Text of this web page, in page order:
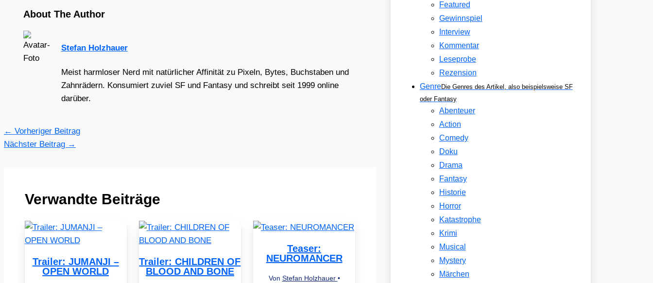
About The Author
Stefan Holzhauer
Meist harmloser Nerd mit natürlicher Affinität zu Pixeln, Bytes, Buchstaben und
Zahnrädern. Konsumiert zuviel SF und Fantasy und schreibt seit 1999 online
darüber.
← Vorheriger Beitrag
Nächster Beitrag →
Verwandte Beiträge
Trailer: JUMANJI –
OPEN WORLD
Trailer: CHILDREN OF
BLOOD AND BONE
Teaser:
NEUROMANCER
Von Stefan Holzhauer •
Featured
Gewinnspiel
Interview
Kommentar
Leseprobe
Rezension
GenreDie Genres des Artikel, also beispielsweise SF
oder Fantasy
Abenteuer
Action
Comedy
Doku
Drama
Fantasy
Historie
Horror
Katastrophe
Krimi
Musical
Mystery
Märchen